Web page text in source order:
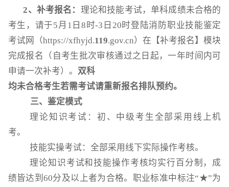
2、补考报名： 理论和技能考试，单科成绩未合格的
考生，请于5月 1 日 8 时-3 日 20时登陆消防职业技能鉴定
考试网（https://xfhyjd.119.gov.cn）在【补考报名】模块
完成报名（自考生批次审核通过之日起，一年时间内可
申请一次补考）。 双科
均未合格考生若需考试请重新报名排队预约。
三、鉴定模式
理论知识考试：初、中级考生全部采用线上机
考。
技能实操考试：全部采用线下实际操作考核。
理论知识考试和技能操作考核均实行百分制，成
绩皆达到60分及以上者为合格。职业标准中标注“★”为